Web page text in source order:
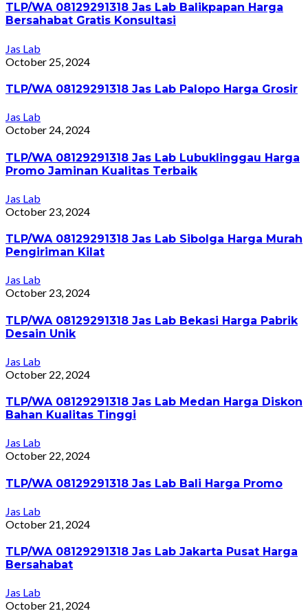
TLP/WA 08129291318 Jas Lab Balikpapan Harga
Bersahabat Gratis Konsultasi
Jas Lab
October 25, 2024
TLP/WA 08129291318 Jas Lab Palopo Harga Grosir
Jas Lab
October 24, 2024
TLP/WA 08129291318 Jas Lab Lubuklinggau Harga
Promo Jaminan Kualitas Terbaik
Jas Lab
October 23, 2024
TLP/WA 08129291318 Jas Lab Sibolga Harga Murah
Pengiriman Kilat
Jas Lab
October 23, 2024
TLP/WA 08129291318 Jas Lab Bekasi Harga Pabrik
Desain Unik
Jas Lab
October 22, 2024
TLP/WA 08129291318 Jas Lab Medan Harga Diskon
Bahan Kualitas Tinggi
Jas Lab
October 22, 2024
TLP/WA 08129291318 Jas Lab Bali Harga Promo
Jas Lab
October 21, 2024
TLP/WA 08129291318 Jas Lab Jakarta Pusat Harga
Bersahabat
Jas Lab
October 21, 2024